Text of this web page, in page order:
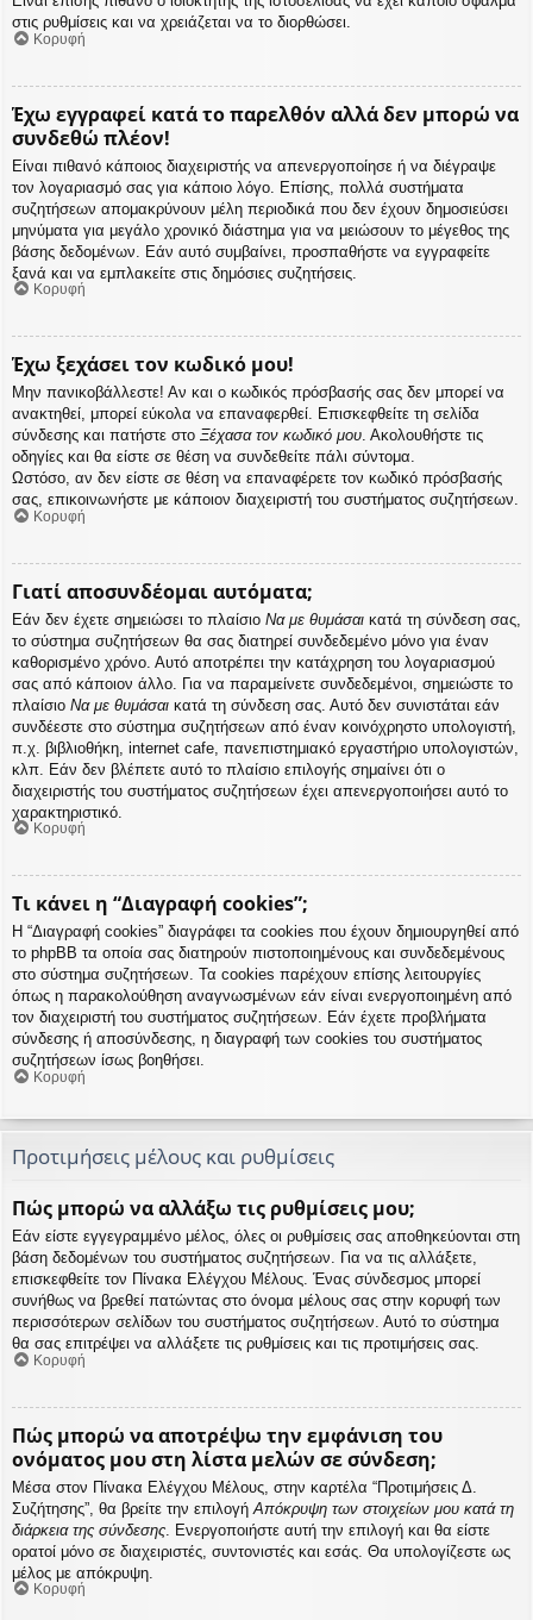
στις ρυθμίσεις και να χρειάζεται να το διορθώσει.
Κορυφή
Έχω εγγραφεί κατά το παρελθόν αλλά δεν μπορώ να
συνδεθώ πλέον!
Είναι πιθανό κάποιος διαχειριστής να απενεργοποίησε ή να διέγραψε
τον λογαριασμό σας για κάποιο λόγο. Επίσης, πολλά συστήματα
συζητήσεων απομακρύνουν μέλη περιοδικά που δεν έχουν δημοσιεύσει
μηνύματα για μεγάλο χρονικό διάστημα για να μειώσουν το μέγεθος της
βάσης δεδομένων. Εάν αυτό συμβαίνει, προσπαθήστε να εγγραφείτε
ξανά και να εμπλακείτε στις δημόσιες συζητήσεις.
Κορυφή
Έχω ξεχάσει τον κωδικό μου!
Μην πανικοβάλλεστε! Αν και ο κωδικός πρόσβασής σας δεν μπορεί να
ανακτηθεί, μπορεί εύκολα να επαναφερθεί. Επισκεφθείτε τη σελίδα
σύνδεσης και πατήστε στο Ξέχασα τον κωδικό μου. Ακολουθήστε τις
οδηγίες και θα είστε σε θέση να συνδεθείτε πάλι σύντομα.
Ωστόσο, αν δεν είστε σε θέση να επαναφέρετε τον κωδικό πρόσβασής
σας, επικοινωνήστε με κάποιον διαχειριστή του συστήματος συζητήσεων.
Κορυφή
Γιατί αποσυνδέομαι αυτόματα;
Εάν δεν έχετε σημειώσει το πλαίσιο Να με θυμάσαι κατά τη σύνδεση σας,
το σύστημα συζητήσεων θα σας διατηρεί συνδεδεμένο μόνο για έναν
καθορισμένο χρόνο. Αυτό αποτρέπει την κατάχρηση του λογαριασμού
σας από κάποιον άλλο. Για να παραμείνετε συνδεδεμένοι, σημειώστε το
πλαίσιο Να με θυμάσαι κατά τη σύνδεση σας. Αυτό δεν συνιστάται εάν
συνδέεστε στο σύστημα συζητήσεων από έναν κοινόχρηστο υπολογιστή,
π.χ. βιβλιοθήκη, internet cafe, πανεπιστημιακό εργαστήριο υπολογιστών,
κλπ. Εάν δεν βλέπετε αυτό το πλαίσιο επιλογής σημαίνει ότι ο
διαχειριστής του συστήματος συζητήσεων έχει απενεργοποιήσει αυτό το
χαρακτηριστικό.
Κορυφή
Τι κάνει η “Διαγραφή cookies”;
Η “Διαγραφή cookies” διαγράφει τα cookies που έχουν δημιουργηθεί από
το phpBB τα οποία σας διατηρούν πιστοποιημένους και συνδεδεμένους
στο σύστημα συζητήσεων. Τα cookies παρέχουν επίσης λειτουργίες
όπως η παρακολούθηση αναγνωσμένων εάν είναι ενεργοποιημένη από
τον διαχειριστή του συστήματος συζητήσεων. Εάν έχετε προβλήματα
σύνδεσης ή αποσύνδεσης, η διαγραφή των cookies του συστήματος
συζητήσεων ίσως βοηθήσει.
Κορυφή
Προτιμήσεις μέλους και ρυθμίσεις
Πώς μπορώ να αλλάξω τις ρυθμίσεις μου;
Εάν είστε εγγεγραμμένο μέλος, όλες οι ρυθμίσεις σας αποθηκεύονται στη
βάση δεδομένων του συστήματος συζητήσεων. Για να τις αλλάξετε,
επισκεφθείτε τον Πίνακα Ελέγχου Μέλους. Ένας σύνδεσμος μπορεί
συνήθως να βρεθεί πατώντας στο όνομα μέλους σας στην κορυφή των
περισσότερων σελίδων του συστήματος συζητήσεων. Αυτό το σύστημα
θα σας επιτρέψει να αλλάξετε τις ρυθμίσεις και τις προτιμήσεις σας.
Κορυφή
Πώς μπορώ να αποτρέψω την εμφάνιση του
ονόματος μου στη λίστα μελών σε σύνδεση;
Μέσα στον Πίνακα Ελέγχου Μέλους, στην καρτέλα “Προτιμήσεις Δ.
Συζήτησης”, θα βρείτε την επιλογή Απόκρυψη των στοιχείων μου κατά τη
διάρκεια της σύνδεσης . Ενεργοποιήστε αυτή την επιλογή και θα είστε
ορατοί μόνο σε διαχειριστές, συντονιστές και εσάς. Θα υπολογίζεστε ως
μέλος με απόκρυψη.
Κορυφή